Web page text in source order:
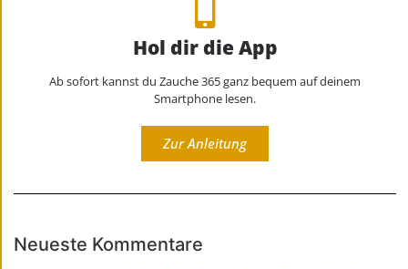
Hol dir die App
Ab sofort kannst du Zauche 365 ganz bequem auf deinem
Smartphone lesen.
Zur Anleitung
Neueste Kommentare